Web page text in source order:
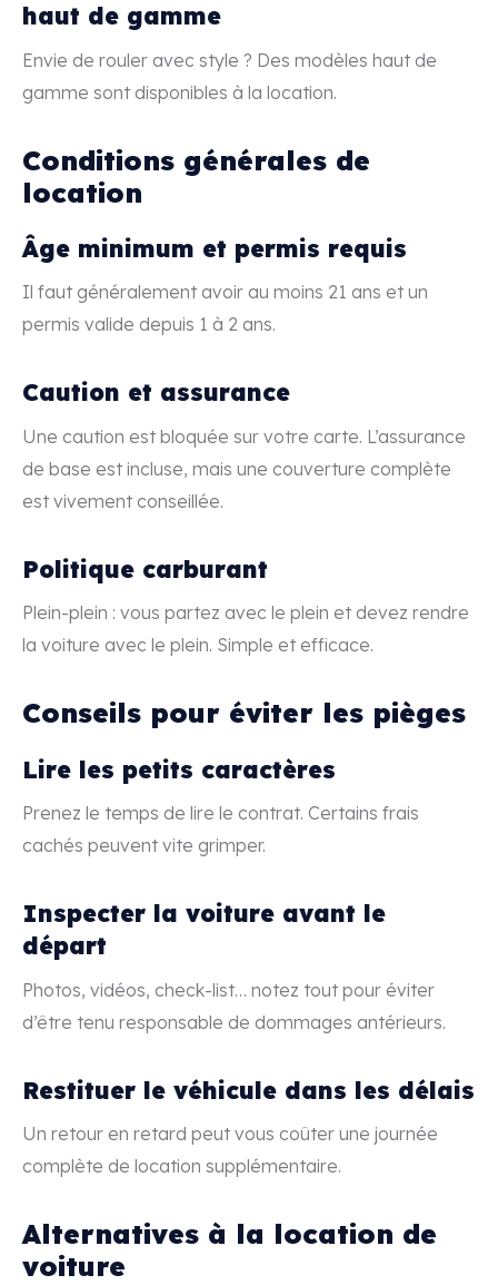
haut de gamme
Envie de rouler avec style ? Des modèles haut de
gamme sont disponibles à la location.
Conditions générales de
location
Âge minimum et permis requis
Il faut généralement avoir au moins 21 ans et un
permis valide depuis 1 à 2 ans.
Caution et assurance
Une caution est bloquée sur votre carte. L’assurance
de base est incluse, mais une couverture complète
est vivement conseillée.
Politique carburant
Plein-plein : vous partez avec le plein et devez rendre
la voiture avec le plein. Simple et efficace.
Conseils pour éviter les pièges
Lire les petits caractères
Prenez le temps de lire le contrat. Certains frais
cachés peuvent vite grimper.
Inspecter la voiture avant le
départ
Photos, vidéos, check-list… notez tout pour éviter
d’être tenu responsable de dommages antérieurs.
Restituer le véhicule dans les délais
Un retour en retard peut vous coûter une journée
complète de location supplémentaire.
Alternatives à la location de
voiture